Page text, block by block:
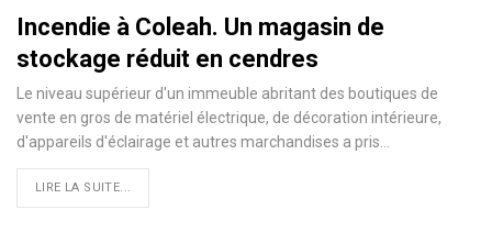
Incendie à Coleah. Un magasin de
stockage réduit en cendres
Le niveau supérieur d'un immeuble abritant des boutiques de
vente en gros de matériel électrique, de décoration intérieure,
d'appareils d'éclairage et autres marchandises a pris…
LIRE LA SUITE...